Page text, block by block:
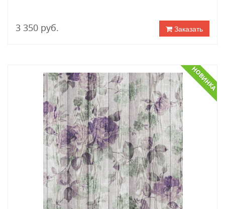
3 350 руб. Заказать
НОВИНКА